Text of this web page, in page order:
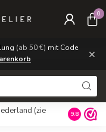
(ab 50 €) mit Code
×
0
(zie 9.8